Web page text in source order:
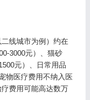
线城市为例）约在
3000元）、猫砂
元）、日常用品
物医疗费用不纳入医
费用可能高达数万